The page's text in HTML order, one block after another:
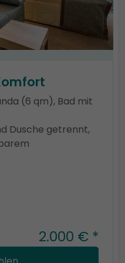
(6 qm), Bad mit
Dusche getrennt,
2.000 € *